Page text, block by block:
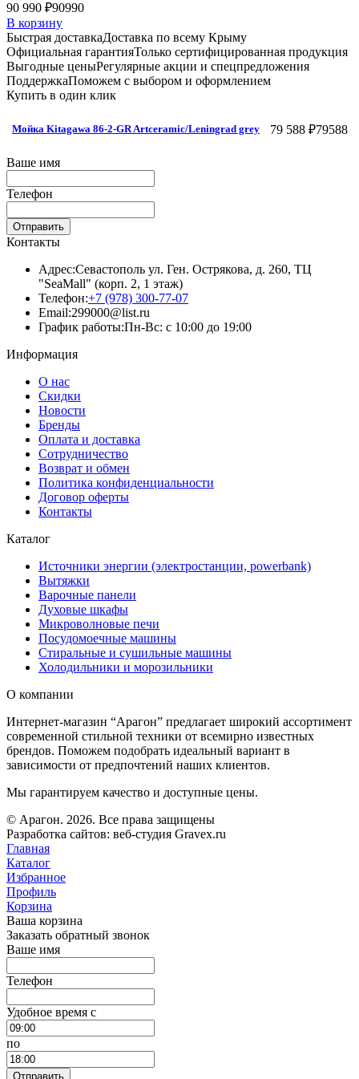
90 990 ₽90990
В корзину
Быстрая доставкаДоставка по всему Крыму
Официальная гарантияТолько сертифицированная продукция
Выгодные ценыРегулярные акции и спецпредложения
ПоддержкаПоможем с выбором и оформлением
Купить в один клик
Мойка Kitagawa 86-2-GR Artceramic/Leningrad grey 79 588 ₽79588
Ваше имя
Телефон
Отправить
Контакты
Адрес:Севастополь ул. Ген. Острякова, д. 260, ТЦ
"SeaMall" (корп. 2, 1 этаж)
Телефон:+7 (978) 300-77-07
Email:299000@list.ru
График работы:Пн-Вс: с 10:00 до 19:00
Информация
О нас
Скидки
Новости
Бренды
Оплата и доставка
Сотрудничество
Возврат и обмен
Политика конфиденциальности
Договор оферты
Контакты
Каталог
Источники энергии (электростанции, powerbank)
Вытяжки
Варочные панели
Духовые шкафы
Микроволновые печи
Посудомоечные машины
Стиральные и сушильные машины
Холодильники и морозильники
О компании
Интернет-магазин “Арагон” предлагает широкий ассортимент
современной стильной техники от всемирно известных
брендов. Поможем подобрать идеальный вариант в
зависимости от предпочтений наших клиентов.
Мы гарантируем качество и доступные цены.
© Арагон. 2026. Все права защищены
Разработка сайтов: веб-студия Gravex.ru
Главная
Каталог
Избранное
Профиль
Корзина
Ваша корзина
Заказать обратный звонок
Ваше имя
Телефон
Удобное время c
по
Отправить